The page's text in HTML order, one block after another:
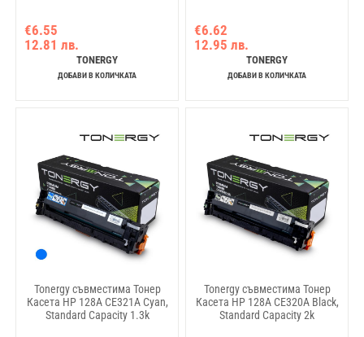
€6.55
12.81 лв.
TONERGY
ДОБАВИ В КОЛИЧКАТА
€6.62
12.95 лв.
TONERGY
ДОБАВИ В КОЛИЧКАТА
Tonergy съвместима Тонер
Касета HP 128A CE321A Cyan,
Standard Capacity 1.3k
Tonergy съвместима Тонер
Касета HP 128A CE320A Black,
Standard Capacity 2k